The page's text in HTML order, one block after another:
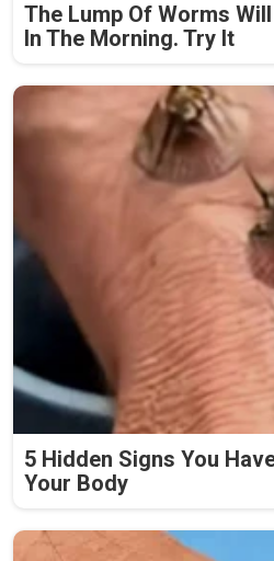
The Lump Of Worms
In The Morning. Try It
5 Hidden Signs You
Your Body